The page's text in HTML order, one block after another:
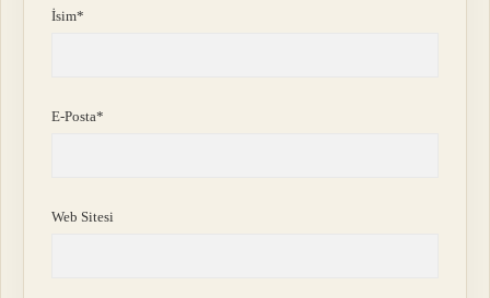
İsim*
E-Posta*
Web Sitesi